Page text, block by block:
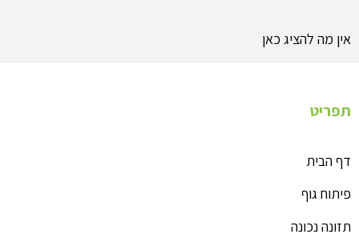
אין מה להציג כאן
תפריט
דף הבית
פיתוח גוף
תזונה נכונה